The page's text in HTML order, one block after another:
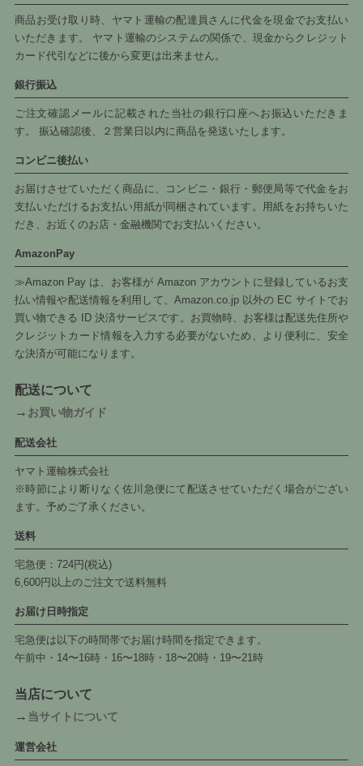
商品お受け取り時、ヤマト運輸の配達員さんに代金を現金でお支払い
いただきます。 ヤマト運輸のシステムの関係で、現金からクレジット
カード代引などに後から変更は出来ません。
銀行振込
ご注文確認メールに記載された当社の銀行口座へお振込いただきま
す。 振込確認後、２営業日以内に商品を発送いたします。
コンビニ後払い
お届けさせていただく商品に、コンビニ・銀行・郵便局等で代金をお
支払いただけるお支払い用紙が同梱されています。用紙をお持ちいた
だき、お近くのお店・金融機関でお支払いください。
AmazonPay
≫Amazon Pay は、お客様が Amazon アカウントに登録しているお支
払い情報や配送情報を利用して、Amazon.co.jp 以外の EC サイトでお
買い物できる ID 決済サービスです。お買物時、お客様は配送先住所や
クレジットカード情報を入力する必要がないため、より便利に、安全
な決済が可能になります。
配送について
→ お買い物ガイド
配送会社
ヤマト運輸株式会社
※時節により断りなく佐川急便にて配送させていただく場合がござい
ます。予めご了承ください。
送料
宅急便：724円(税込)
6,600円以上のご注文で送料無料
お届け日時指定
宅急便は以下の時間帯でお届け時間を指定できます。
午前中・14〜16時・16〜18時・18〜20時・19〜21時
当店について
→ 当サイトについて
運営会社